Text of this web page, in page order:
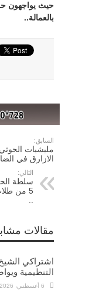
حيث يواجهون
بالعمالة..
السابق:
مليشيات
الازارق في
التالي:
سلطة
5 من
..
مقالات
اشتراكي
التنظيمية
6 أغسطس، 2026